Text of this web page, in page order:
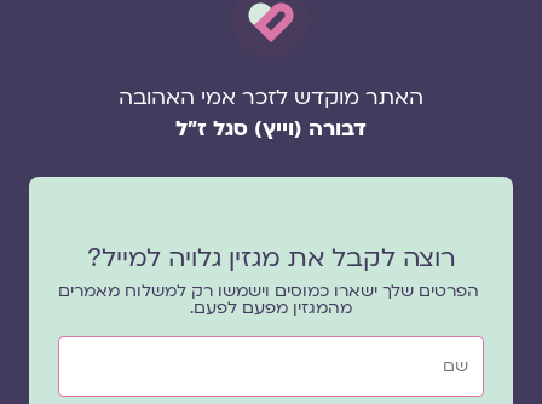
האתר מוקדש לזכר אמי האהובה
דבורה (וייץ) סגל ז"ל
רוצה לקבל את מגזין גלויה למייל?
הפרטים שלך ישארו כמוסים וישמשו רק למשלוח מאמרים
מהמגזין מפעם לפעם.
שם